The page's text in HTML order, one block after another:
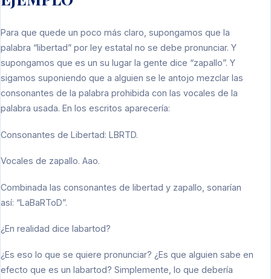
Para que quede un poco más claro, supongamos que la
palabra “libertad” por ley estatal no se debe pronunciar. Y
supongamos que es un su lugar la gente dice “zapallo”. Y
sigamos suponiendo que a alguien se le antojo mezclar las
consonantes de la palabra prohibida con las vocales de la
palabra usada. En los escritos aparecería:
Consonantes de Libertad: LBRTD.
Vocales de zapallo. Aao.
Combinada las consonantes de libertad y zapallo, sonarían
así: “LaBaRToD”.
¿En realidad dice labartod?
¿Es eso lo que se quiere pronunciar? ¿Es que alguien sabe en
efecto que es un labartod? Simplemente, lo que debería